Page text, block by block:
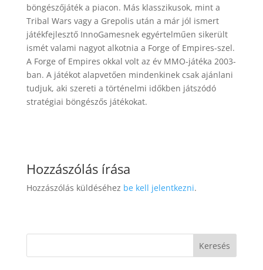
böngészőjáték a piacon. Más klasszikusok, mint a
Tribal Wars vagy a Grepolis után a már jól ismert
játékfejlesztő InnoGamesnek egyértelműen sikerült
ismét valami nagyot alkotnia a Forge of Empires-szel.
A Forge of Empires okkal volt az év MMO-játéka 2003-
ban. A játékot alapvetően mindenkinek csak ajánlani
tudjuk, aki szereti a történelmi időkben játszódó
stratégiai böngészős játékokat.
Hozzászólás írása
Hozzászólás küldéséhez be kell jelentkezni.
Keresés